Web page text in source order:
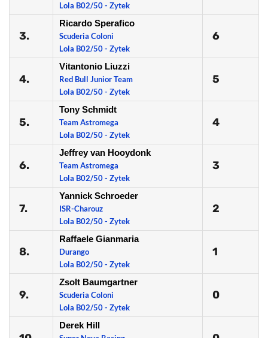
Lola B02/50 - Zytek
3.
Ricardo Sperafico
Scuderia Coloni
Lola B02/50 - Zytek
6
4.
Vitantonio Liuzzi
Red Bull Junior Team
Lola B02/50 - Zytek
5
5.
Tony Schmidt
Team Astromega
Lola B02/50 - Zytek
4
6.
Jeffrey van Hooydonk
Team Astromega
Lola B02/50 - Zytek
3
7.
Yannick Schroeder
ISR-Charouz
Lola B02/50 - Zytek
2
8.
Raffaele Gianmaria
Durango
Lola B02/50 - Zytek
1
9.
Zsolt Baumgartner
Scuderia Coloni
Lola B02/50 - Zytek
0
Derek Hill